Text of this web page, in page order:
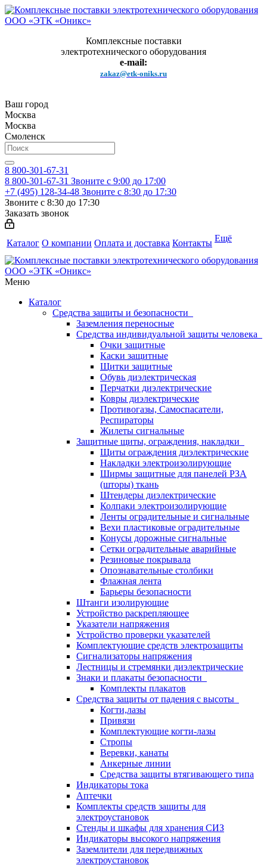
Комплексные поставки
электротехнического оборудования
e-mail:
zakaz@etk-oniks.ru
Ваш город
Москва
Москва
Смоленск
8 800-301-67-31
8 800-301-67-31 Звоните с 9:00 до 17:00
+7 (495) 128-34-48 Звоните с 8:30 до 17:30
Звоните с 8:30 до 17:30
Заказать звонок
Каталог О компании Оплата и доставка Контакты Ещё
Меню
Каталог
Средства защиты и безопасности
Заземления переносные
Средства индивидуальной защиты человека
Очки защитные
Каски защитные
Щитки защитные
Обувь диэлектрическая
Перчатки диэлектрические
Ковры диэлектрические
Противогазы, Самоспасатели,
Респираторы
Жилеты сигнальные
Защитные щиты, ограждения, накладки
Щиты ограждения диэлектрические
Накладки электроизолирующие
Ширмы защитные для панелей РЗА
(шторы) ткань
Штендеры диэлектрические
Колпаки электроизолирующие
Ленты оградительные и сигнальные
Вехи пластиковые оградительные
Конусы дорожные сигнальные
Сетки оградительные аварийные
Резиновые покрывала
Опознавательные столбики
Флажная лента
Барьеры безопасности
Штанги изолирующие
Устройство раскрепляющее
Указатели напряжения
Устройство проверки указателей
Комплектующие средств электрозащиты
Сигнализаторы напряжения
Лестницы и стремянки диэлектрические
Знаки и плакаты безопасности
Комплекты плакатов
Средства защиты от падения с высоты
Когти,лазы
Привязи
Комплектующие когти-лазы
Стропы
Веревки, канаты
Анкерные линии
Средства защиты втягивающего типа
Индикаторы тока
Аптечки
Комплекты средств защиты для
электроустановок
Стенды и шкафы для хранения СИЗ
Индикаторы высокого напряжения
Заземлители для передвижных
электроустановок